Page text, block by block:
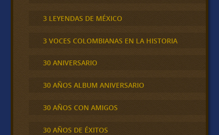
3 LEYENDAS DE MÉXICO
3 VOCES COLOMBIANAS EN LA HISTORIA
30 ANIVERSARIO
30 AÑOS ALBUM ANIVERSARIO
30 AÑOS CON AMIGOS
30 AÑOS DE ÉXITOS